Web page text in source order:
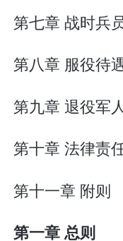
第七章 战时兵
第八章 服役待
第九章 退役军
第十章 法律责
第十一章 附则
第一章 总则